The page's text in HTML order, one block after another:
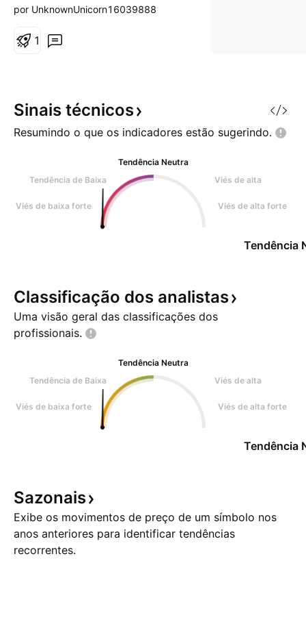
por UnknownUnicorn16039888
1
Sinais técnicos
Resumindo o que os indicadores estão sugerindo.
Tendência Neutra
Tendência de Baixa
Viés de alta
Viés de baixa forte Viés de alta forte
Tendência
Classificação dos analistas
Uma visão geral das classificações dos
profissionais.
Tendência Neutra
Tendência de Baixa
Viés de alta
Viés de baixa forte Viés de alta forte
Tendência
Sazonais
Exibe os movimentos de preço de um símbolo nos
anos anteriores para identificar tendências
recorrentes.